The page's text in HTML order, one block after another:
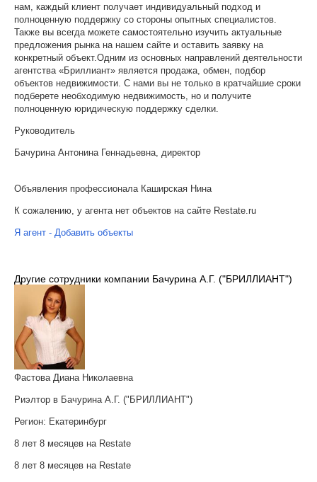
нам, каждый клиент получает индивидуальный подход и
полноценную поддержку со стороны опытных специалистов.
Также вы всегда можете самостоятельно изучить актуальные
предложения рынка на нашем сайте и оставить заявку на
конкретный объект.Одним из основных направлений деятельности
агентства «Бриллиант» является продажа, обмен, подбор
объектов недвижимости. С нами вы не только в кратчайшие сроки
подберете необходимую недвижимость, но и получите
полноценную юридическую поддержку сделки.
Руководитель
Бачурина Антонина Геннадьевна, директор
Объявления профессионала Каширская Нина
К сожалению, у агента нет объектов на сайте Restate.ru
Я агент - Добавить объекты
Другие сотрудники компании Бачурина А.Г. ("БРИЛЛИАНТ")
Фастова Диана Николаевна
Риэлтор в Бачурина А.Г. ("БРИЛЛИАНТ")
Регион: Екатеринбург
8 лет 8 месяцев на Restate
8 лет 8 месяцев на Restate